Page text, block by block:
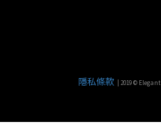
隱私條款 | 2019 © Elegant